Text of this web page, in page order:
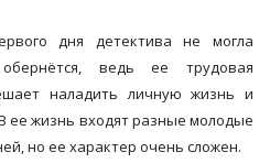
дня детектива не могла
ведь ее трудовая
наладить личную жизнь и
ее жизнь входят разные молодые
но ее характер очень сложен.